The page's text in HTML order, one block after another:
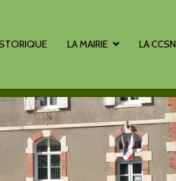
LA MAIRIE LA CCSN